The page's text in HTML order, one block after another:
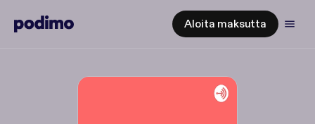
Aloita maksutta